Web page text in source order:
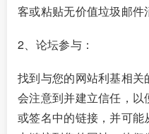
客或粘贴无价值垃圾邮件
2、论坛参与：
找到与您的网站利基相
会注意到并建立信任，
或签名中的链接，并可